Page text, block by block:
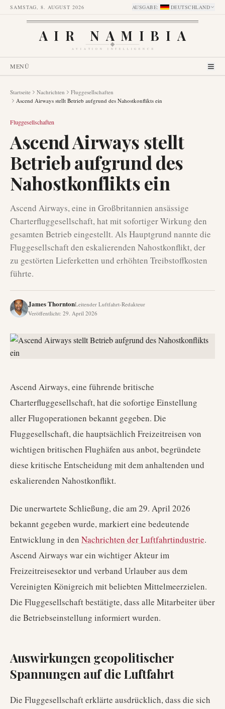
SAMSTAG, 8. AUGUST 2026 AUSGABE: DEUTSCHLAND
AIR NAMIBIA
AVIATION INTELLIGENCE
MENÜ
Startseite Nachrichten
Fluggesellschaften
Ascend Airways stellt Betrieb aufgrund des Nahostkonflikts ein
Fluggesellschaften
Ascend Airways stellt
Betrieb aufgrund des
Nahostkonflikts ein
Ascend Airways, eine in Großbritannien ansässige
Charterfluggesellschaft, hat mit sofortiger Wirkung den
gesamten Betrieb eingestellt. Als Hauptgrund nannte die
Fluggesellschaft den eskalierenden Nahostkonflikt, der
zu gestörten Lieferketten und erhöhten Treibstoffkosten
führte.
James ThorntonLeitender Luftfahrt-Redakteur
Veröffentlicht: 29. April 2026
Ascend Airways, eine führende britische
Charterfluggesellschaft, hat die sofortige Einstellung
aller Flugoperationen bekannt gegeben. Die
Fluggesellschaft, die hauptsächlich Freizeitreisen von
wichtigen britischen Flughäfen aus anbot, begründete
diese kritische Entscheidung mit dem anhaltenden und
eskalierenden Nahostkonflikt.
Die unerwartete Schließung, die am 29. April 2026
bekannt gegeben wurde, markiert eine bedeutende
Entwicklung in den Nachrichten der Luftfahrtindustrie.
Ascend Airways war ein wichtiger Akteur im
Freizeitreisesektor und verband Urlauber aus dem
Vereinigten Königreich mit beliebten Mittelmeerzielen.
Die Fluggesellschaft bestätigte, dass alle Mitarbeiter über
die Betriebseinstellung informiert wurden.
Auswirkungen geopolitischer
Spannungen auf die Luftfahrt
Die Fluggesellschaft erklärte ausdrücklich, dass die sich